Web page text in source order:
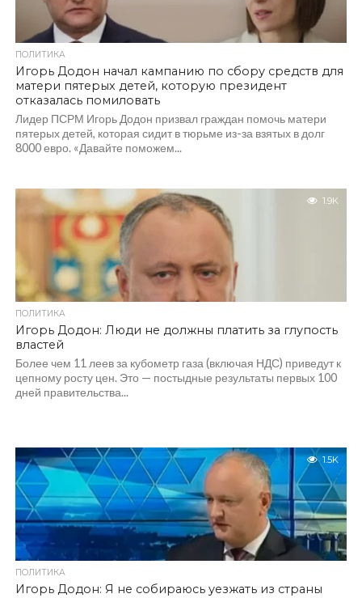
ПОЛИТИКА
Игорь Додон начал кампанию по сбору средств для
матери пятерых детей, которую президент
отказалась помиловать
Лидер ПСРМ Игорь Додон призвал граждан помочь матери
пятерых детей, которая сидит в тюрьме из-за взятых в долг
8000 евро. «Давайте поможем...
1.9K
ПОЛИТИКА
Игорь Додон: Люди не должны платить за глупость
властей
Более чем 11 леев за кубометр газа (включая НДС) приведут к
цепному росту цен. Это — постыдные результаты первых 100
дней правительства...
1.5K
ПОЛИТИКА
Игорь Додон: Я не собираюсь уезжать из страны